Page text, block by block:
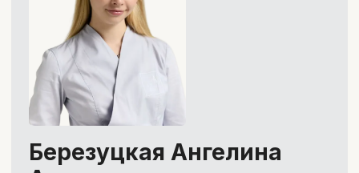
Государственная лицензия
ИТ-компания
Более 20 программ по